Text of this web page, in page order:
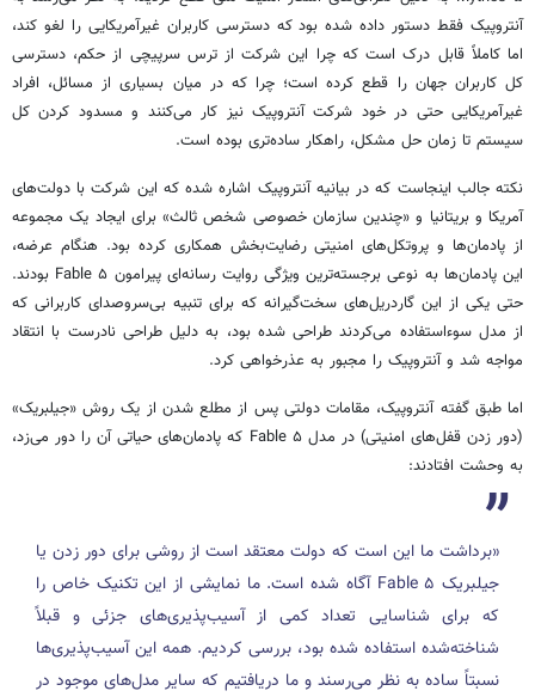
آنتروپیک فقط دستور داده شده بود که دسترسی کاربران غیرآمریکایی را لغو کند،
اما کاملاً قابل درک است که چرا این شرکت از ترس سرپیچی از حکم، دسترسی
کل کاربران جهان را قطع کرده است؛ چرا که در میان بسیاری از مسائل، افراد
غیرآمریکایی حتی در خود شرکت آنتروپیک نیز کار می‌کنند و مسدود کردن کل
سیستم تا زمان حل مشکل، راهکار ساده‌تری بوده است.
نکته جالب اینجاست که در بیانیه آنتروپیک اشاره شده که این شرکت با دولت‌های
آمریکا و بریتانیا و «چندین سازمان خصوصی شخص ثالث» برای ایجاد یک مجموعه
از پادمان‌ها و پروتکل‌های امنیتی رضایت‌بخش همکاری کرده بود. هنگام عرضه،
این پادمان‌ها به نوعی برجسته‌ترین ویژگی روایت رسانه‌ای پیرامون Fable ۵ بودند.
حتی یکی از این گاردریل‌های سخت‌گیرانه که برای تنبیه بی‌سروصدای کاربرانی که
از مدل سوءاستفاده می‌کردند طراحی شده بود، به دلیل طراحی نادرست با انتقاد
مواجه شد و آنتروپیک را مجبور به عذرخواهی کرد.
اما طبق گفته آنتروپیک، مقامات دولتی پس از مطلع شدن از یک روش «جیلبریک»
(دور زدن قفل‌های امنیتی) در مدل Fable ۵ که پادمان‌های حیاتی آن را دور می‌زد،
به وحشت افتادند:
«برداشت ما این است که دولت معتقد است از روشی برای دور زدن یا
جیلبریک Fable ۵ آگاه شده است. ما نمایشی از این تکنیک خاص را
که برای شناسایی تعداد کمی از آسیب‌پذیری‌های جزئی و قبلاً
شناخته‌شده استفاده شده بود، بررسی کردیم. همه این آسیب‌پذیری‌ها
نسبتاً ساده به نظر می‌رسند و ما دریافتیم که سایر مدل‌های موجود در